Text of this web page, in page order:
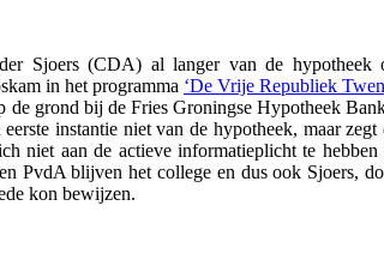
(CDA) al langer van de hypotheek
in het programma ‘De Vrije Republiek
grond bij de Fries Groningse Hypotheek
instantie niet van de hypotheek, maar
niet aan de actieve informatieplicht te
PvdA blijven het college en dus ook Sjoers,
kon bewijzen.